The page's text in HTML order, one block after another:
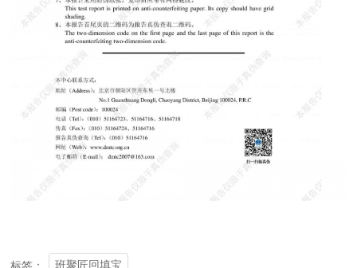
标签： 班聚匠回填宝